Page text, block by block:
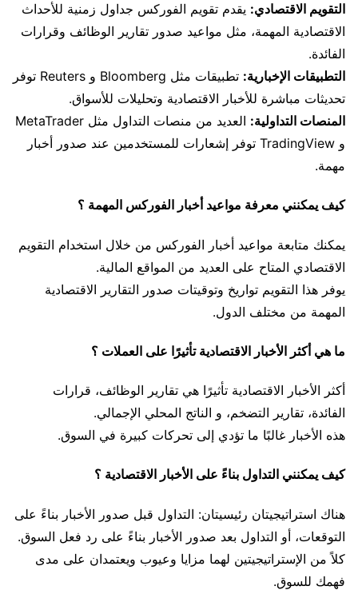
التقويم الاقتصادي: يقدم تقويم الفوركس جداول زمنية للأحداث
الاقتصادية المهمة، مثل مواعيد صدور تقارير الوظائف وقرارات
الفائدة.
التطبيقات الإخبارية:
تطبيقات مثل Bloomberg و Reuters توفر
تحديثات مباشرة للأخبار الاقتصادية وتحليلات للأسواق.
المنصات التداولية:
العديد من منصات التداول مثل MetaTrader
و TradingView توفر إشعارات للمستخدمين عند صدور أخبار
مهمة.
كيف يمكنني معرفة مواعيد أخبار الفوركس المهمة ؟
يمكنك متابعة مواعيد أخبار الفوركس من خلال استخدام التقويم
الاقتصادي المتاح على العديد من المواقع المالية.
يوفر هذا التقويم تواريخ وتوقيتات صدور التقارير الاقتصادية
المهمة من مختلف الدول.
ما هي أكثر الأخبار الاقتصادية تأثيرًا على العملات ؟
أكثر الأخبار الاقتصادية تأثيرًا هي تقارير الوظائف، قرارات
الفائدة، تقارير التضخم، و الناتج المحلي الإجمالي.
هذه الأخبار غالبًا ما تؤدي إلى تحركات كبيرة في السوق.
كيف يمكنني التداول بناءً على الأخبار الاقتصادية ؟
هناك استراتيجيتان رئيسيتان: التداول قبل صدور الأخبار بناءً على
التوقعات، أو التداول بعد صدور الأخبار بناءً على رد فعل السوق.
كلاً من الإستراتيجيتين لهما مزايا وعيوب ويعتمدان على مدى
فهمك للسوق.